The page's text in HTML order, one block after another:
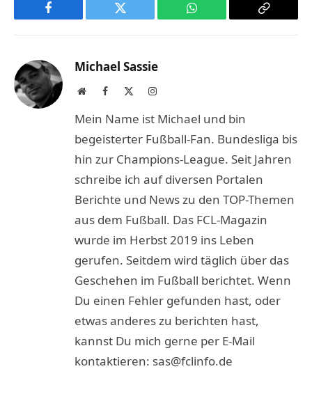
Facebook Twitter WhatsApp
Copy
Michael Sassie
WebsiteFacebook Instagram
Mein Name ist Michael und bin
begeisterter Fußball-Fan. Bundesliga bis
hin zur Champions-League. Seit Jahren
schreibe ich auf diversen Portalen
Berichte und News zu den TOP-Themen
aus dem Fußball. Das FCL-Magazin
wurde im Herbst 2019 ins Leben
gerufen. Seitdem wird täglich über das
Geschehen im Fußball berichtet. Wenn
Du einen Fehler gefunden hast, oder
etwas anderes zu berichten hast,
kannst Du mich gerne per E-Mail
kontaktieren: sas@fclinfo.de